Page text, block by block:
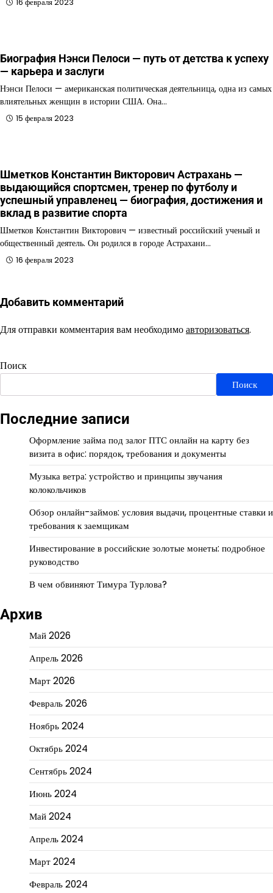
16 февраля 2023
Биография Нэнси Пелоси — путь от детства к успеху
— карьера и заслуги
Нэнси Пелоси — американская политическая деятельница, одна из самых
влиятельных женщин в истории США. Она…
15 февраля 2023
Шметков Константин Викторович Астрахань —
выдающийся спортсмен, тренер по футболу и
успешный управленец — биография, достижения и
вклад в развитие спорта
Шметков Константин Викторович — известный российский ученый и
общественный деятель. Он родился в городе Астрахани…
16 февраля 2023
Добавить комментарий
Для отправки комментария вам необходимоавторизоваться.
Поиск
Поиск
Последние записи
Оформление займа под залог ПТС онлайн на карту без
визита в офис: порядок, требования и документы
Музыка ветра: устройство и принципы звучания
колокольчиков
Обзор онлайн-займов: условия выдачи, процентные ставки и
требования к заемщикам
Инвестирование в российские золотые монеты: подробное
руководство
В чем обвиняют Тимура Турлова?
Архив
Май 2026
Апрель 2026
Март 2026
Февраль 2026
Ноябрь 2024
Октябрь 2024
Сентябрь 2024
Июнь 2024
Май 2024
Апрель 2024
Март 2024
Февраль 2024